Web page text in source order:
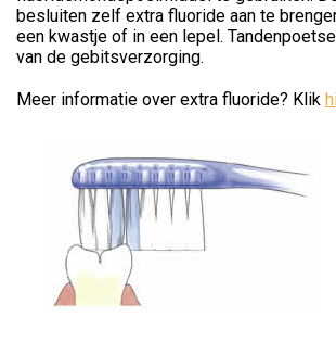
besluiten zelf extra fluoride aan te
een kwastje of in een lepel.
van de gebitsverzorging.
Meer informatie over extra fluoride? Klik